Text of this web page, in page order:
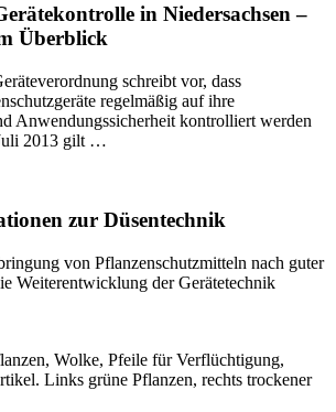
in Niedersachsen –
Überblick
schreibt vor, dass
regelmäßig auf ihre
Anwendungssicherheit kontrolliert werden
2013 gilt …
zur Düsentechnik
von Pflanzenschutzmitteln nach guter
Weiterentwicklung der Gerätetechnik